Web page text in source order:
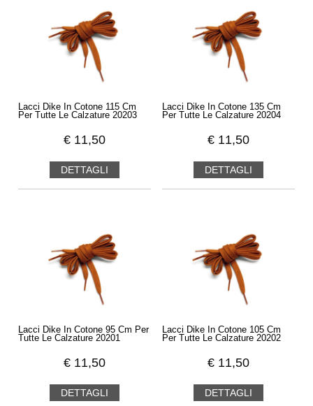
Lacci Dike In Cotone 115 Cm
Per Tutte Le Calzature 20203
€ 11,50
DETTAGLI
Lacci Dike In Cotone 135 Cm
Per Tutte Le Calzature 20204
€ 11,50
DETTAGLI
Lacci Dike In Cotone 95 Cm Per
Tutte Le Calzature 20201
€ 11,50
DETTAGLI
Lacci Dike In Cotone 105 Cm
Per Tutte Le Calzature 20202
€ 11,50
DETTAGLI